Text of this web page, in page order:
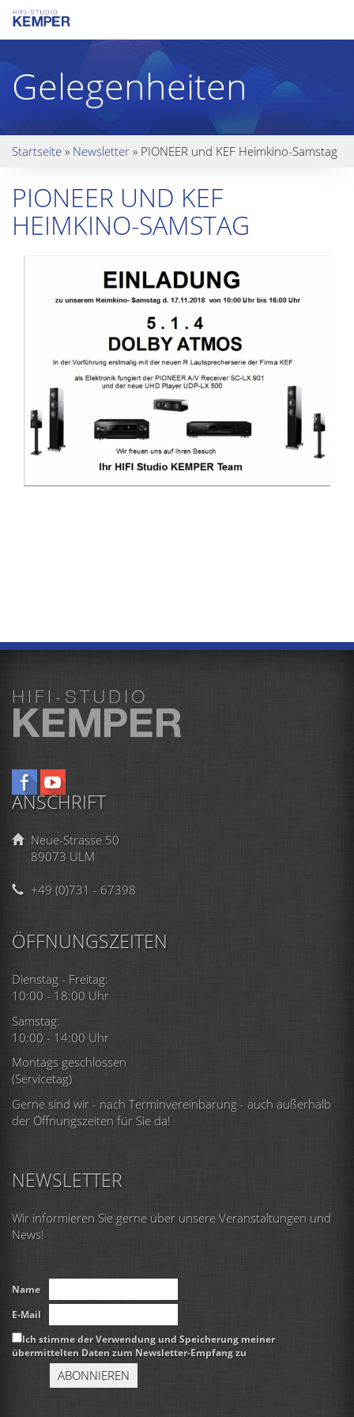
Gelegenheiten
Startseite » Newsletter » PIONEER und KEF Heimkino-Samstag
PIONEER UND KEF
HEIMKINO-SAMSTAG
ANSCHRIFT
Neue-Strasse 50
89073 ULM
+49 (0)731 - 67398
ÖFFNUNGSZEITEN
Dienstag - Freitag:
10:00 - 18:00 Uhr
Samstag:
10:00 - 14:00 Uhr
Montags geschlossen
(Servicetag)
Gerne sind wir - nach Terminvereinbarung - auch außerhalb
der Öffnungszeiten für Sie da!
NEWSLETTER
Wir informieren Sie gerne über unsere Veranstaltungen und
News!
Name
E-Mail
Ich stimme der Verwendung und Speicherung meiner
übermittelten Daten zum Newsletter-Empfang zu